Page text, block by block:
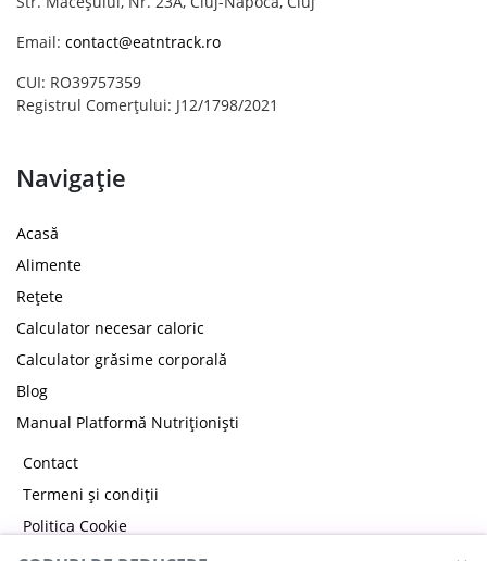
Email: contact@eatntrack.ro
CUI: RO39757359
Registrul Comerțului: J12/1798/2021
Navigație
Acasă
Alimente
Rețete
Calculator necesar caloric
Calculator grăsime corporală
Blog
Manual Platformă Nutriționiști
Contact
Termeni și condiții
Politica Cookie